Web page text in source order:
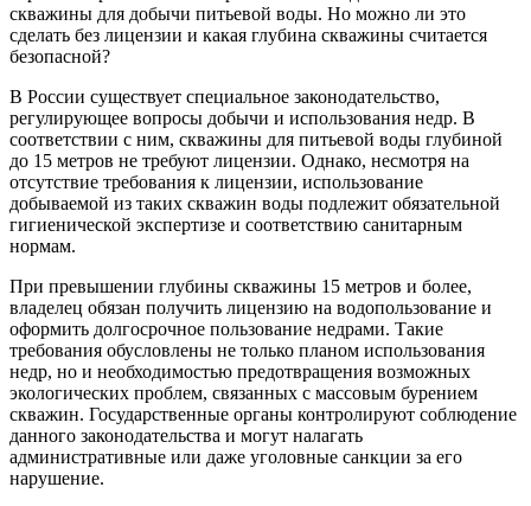
скважины для добычи питьевой воды. Но можно ли это
сделать без лицензии и какая глубина скважины считается
безопасной?
В России существует специальное законодательство,
регулирующее вопросы добычи и использования недр. В
соответствии с ним, скважины для питьевой воды глубиной
до 15 метров не требуют лицензии. Однако, несмотря на
отсутствие требования к лицензии, использование
добываемой из таких скважин воды подлежит обязательной
гигиенической экспертизе и соответствию санитарным
нормам.
При превышении глубины скважины 15 метров и более,
владелец обязан получить лицензию на водопользование и
оформить долгосрочное пользование недрами. Такие
требования обусловлены не только планом использования
недр, но и необходимостью предотвращения возможных
экологических проблем, связанных с массовым бурением
скважин. Государственные органы контролируют соблюдение
данного законодательства и могут налагать
административные или даже уголовные санкции за его
нарушение.